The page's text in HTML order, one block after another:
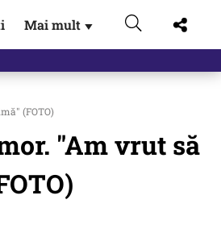
Mai mult ▼
(FOTO)
"Am vrut să